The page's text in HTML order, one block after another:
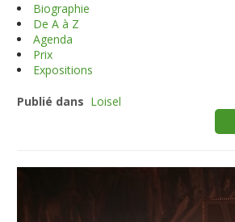
Biographie
De A à Z
Agenda
Prix
Expositions
Publié dans Loisel